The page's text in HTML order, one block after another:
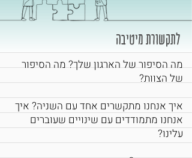
לתקשורת מיטיבה
מה הסיפור של הארגון שלך? מה הסיפור
של הצוות?
איך אנחנו מתקשרים אחד עם השניה? איך
אנחנו מתמודדים עם שינויים שעוברים
עלינו?